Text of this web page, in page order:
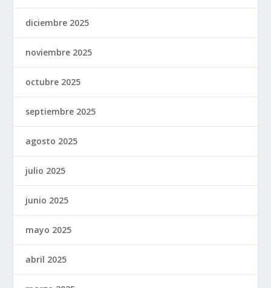
diciembre 2025
noviembre 2025
octubre 2025
septiembre 2025
agosto 2025
julio 2025
junio 2025
mayo 2025
abril 2025